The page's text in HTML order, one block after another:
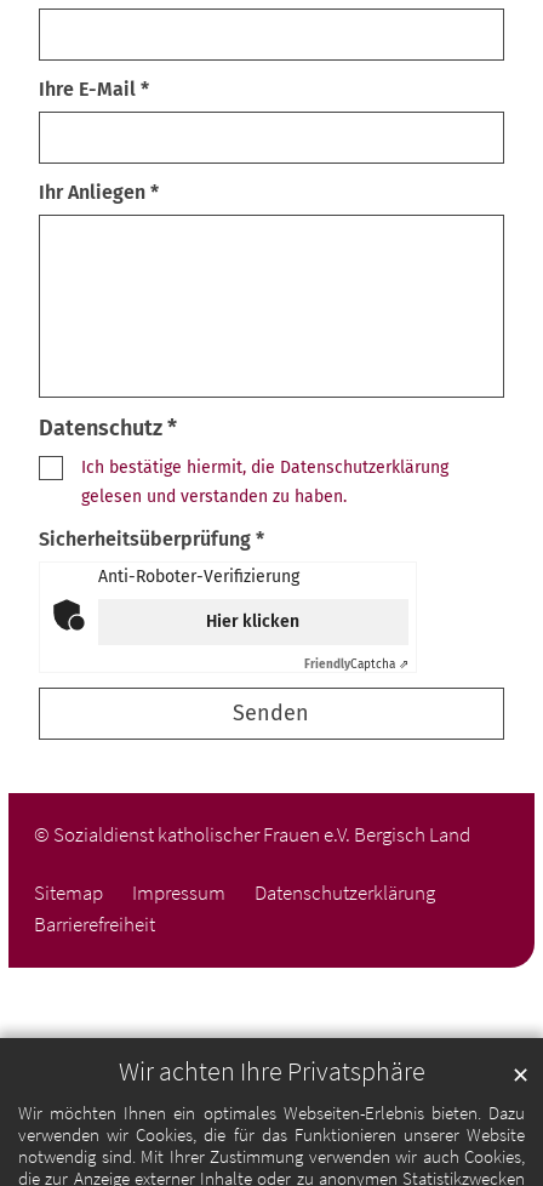
Wir achten Ihre Privatsphäre
Wir möchten Ihnen ein optimales Webseiten-Erlebnis bieten. Dazu
verwenden wir Cookies, die für das Funktionieren unserer Website
notwendig sind. Mit Ihrer Zustimmung verwenden wir auch Cookies,
die zur Anzeige externer Inhalte oder zu anonymen Statistikzwecken
✕
Ihre E-Mail *
Ihr Anliegen *
Datenschutz *
Ich bestätige hiermit, die Datenschutzerklärung
gelesen und verstanden zu haben.
Sicherheitsüberprüfung *
Anti-Roboter-Verifizierung
Hier klicken
FriendlyCaptcha ⇗
© Sozialdienst katholischer Frauen e.V. Bergisch Land
Sitemap Impressum
Datenschutzerklärung
Barrierefreiheit